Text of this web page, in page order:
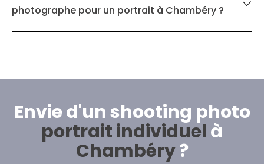
photographe pour un portrait à Chambéry ?
Envie d'un shooting photo
portrait individuelà
Chambéry?